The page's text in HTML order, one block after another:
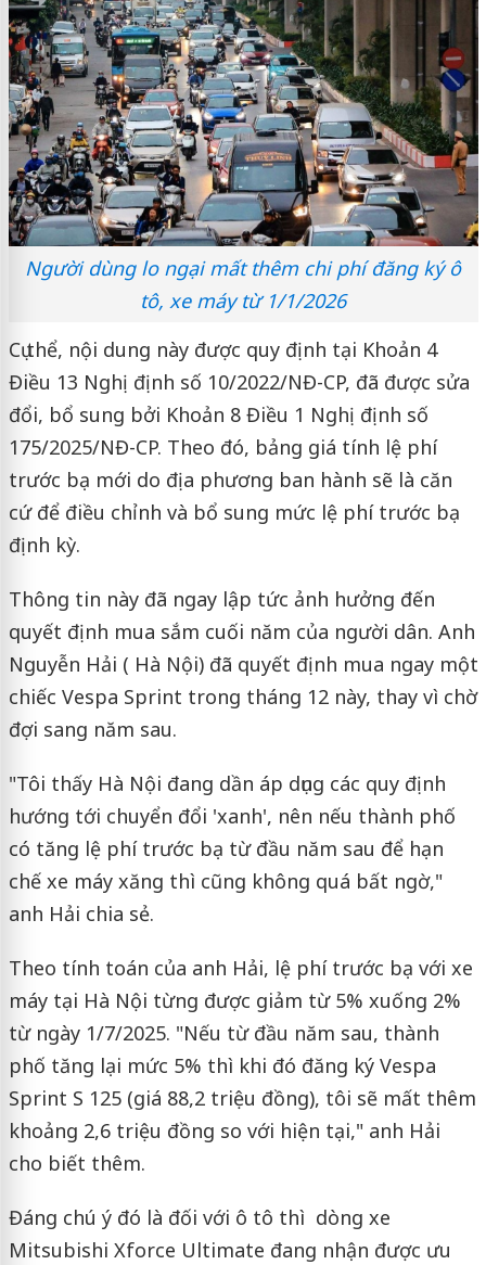
Người dùng lo ngại mất thêm chi phí đăng ký ô
tô, xe máy từ 1/1/2026
Cụ thể, nội dung này được quy định tại Khoản 4
Điều 13 Nghị định số 10/2022/NĐ-CP, đã được sửa
đổi, bổ sung bởi Khoản 8 Điều 1 Nghị định số
175/2025/NĐ-CP. Theo đó, bảng giá tính lệ phí
trước bạ mới do địa phương ban hành sẽ là căn
cứ để điều chỉnh và bổ sung mức lệ phí trước bạ
định kỳ.
Thông tin này đã ngay lập tức ảnh hưởng đến
quyết định mua sắm cuối năm của người dân. Anh
Nguyễn Hải ( Hà Nội) đã quyết định mua ngay một
chiếc Vespa Sprint trong tháng 12 này, thay vì chờ
đợi sang năm sau.
"Tôi thấy Hà Nội đang dần áp dụng các quy định
hướng tới chuyển đổi 'xanh', nên nếu thành phố
có tăng lệ phí trước bạ từ đầu năm sau để hạn
chế xe máy xăng thì cũng không quá bất ngờ,"
anh Hải chia sẻ.
Theo tính toán của anh Hải, lệ phí trước bạ với xe
máy tại Hà Nội từng được giảm từ 5% xuống 2%
từ ngày 1/7/2025. "Nếu từ đầu năm sau, thành
phố tăng lại mức 5% thì khi đó đăng ký Vespa
Sprint S 125 (giá 88,2 triệu đồng), tôi sẽ mất thêm
khoảng 2,6 triệu đồng so với hiện tại," anh Hải
cho biết thêm.
Đáng chú ý đó là đối với ô tô thì dòng xe
Mitsubishi Xforce Ultimate đang nhận được ưu